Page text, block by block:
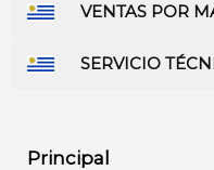
VENTAS POR
SERVICIO
Principal